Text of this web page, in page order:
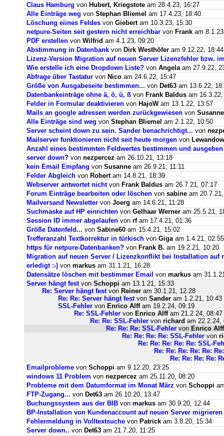
Claus Hamburg von Hubert, Kriegstote am 28.4.23, 16:27
Alle Einträge weg von Stephan Bliemel am 17.4.23, 18:40
Löschung eiines Feldes von Giebertam 10.3.23, 15:30
netpure-Seiten seit gestern nicht erreichbar von Frank am
PDF erstellen von Wilfrid am 4.1.23, 09:20
Abstimmung in Datenbank von Dirk Westhöfer am 9.12.22, 18:44
Lizenz-Version Migration auf neuen Server Lizenzfehler bzw.
Wie erstelle ich eine Dropdown Liste? von Angela am 27.9.22,
Abfrage über Tastatur von Nico am 24.6.22, 15:47
Größe von Ausgabeseite bestimmen... von Det63 am 13.6.22,
Datenbankeinträge ohne ä, ö, ü, ß von Frank Baldus am
Felder in Formular deaktivieren von HajoWam 13.1.22, 13:57
Mails an google adressen werden zurückgewiesen von Susanne
Alle Einträge sind weg von Stephan Bliemel am 2.1.22, 10:50
Server scheint down zu sein. Sander benachrichtigt... von
Mailserver funktionieren nicht seit heute morgen von
Anzahl eines bestimmten Feldwertes bestimmen und ausgeben
server down? von nezpercez am 26.10.21, 13:18
kein Email Empfang von Susanne am 26.9.21, 11:11
Felder Abgleich von Robertam 14.8.21, 18:39
Webserver antwortet nichtvon Frank Baldus am 26.7.21, 07:17
Forum Einträge bearbeiten oder löschen von sabine am
Mailversand Newsletter von Joerg am 14.6.21, 11:28
Suchmaske auf HP einrichten von Gelhaar Werner am 25.5.21,
Session ID immer abgelaufen von rfam 17.4.21, 01:36
Größe Datenfeld... von Sabine60 am 15.4.21, 15:02
Trefferanzahl Textkorrektur in türkisch von Gigaam 1.4.21, 02:55
https für netpure-Datenbanken? von Frank B. am 19.2.21, 10:20
Migration auf neuen Server / Lizenzkonflikt bei Installation auf
erledigt :-) von markus am 31.1.21, 16:28
Datensätze löschen mit bestimmer Email von markus am
Server hängt festvon Schoppi am 13.1.21, 15:33
Re: Server hängt festvon Reiner am 30.1.21, 12:28
Re: Re: Server hängt festvon Sander am 1.2.21, 10:43
SSL-Fehler von Enrico Alffam 19.2.24, 09:19
Re: SSL-Fehler von Enrico Alffam 21.2.24, 08:47
Re: Re: SSL-Fehler von richard am 22.2.24,
Re: Re: Re: SSL-Fehler von Enrico Alff
Re: Re: Re: Re: SSL-Fehler von
Re: Re: Re: Re: Re: SSL-
Re: Re: Re: Re: Re:
Re: Re: Re: Re:
Emailprobleme von Schoppi am 9.12.20, 23:25
windows 11 Problem von nezpercez am 25.11.20, 08:20
Probleme mit dem Datumformat im Monat März von Schoppi
FTP-Zugang... von Det63 am 26.10.20, 13:47
Buchungssystem aus der BIB von markus am 30.9.20, 12:44
BP-Installation von Kundenaccount auf neuen Server migrieren
Fehlermeldung in Volltextsuche von Patrick am 3.8.20, 15:34
Server down.. von Det63 am 21.7.20, 11:25